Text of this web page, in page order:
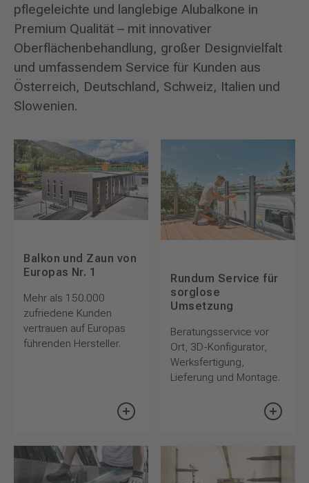
pflegeleichte und langlebige Alubalkone in
Premium Qualität – mit innovativer
Oberflächenbehandlung, großer Designvielfalt
und umfassendem Service für Kunden aus
Österreich, Deutschland, Schweiz, Italien und
Slowenien.
Balkon und Zaun von
Europas Nr. 1
Mehr als 150.000
zufriedene Kunden
vertrauen auf Europas
führenden Hersteller.
Rundum Service für
sorglose
Umsetzung
Beratungsservice vor
Ort, 3D-Konfigurator,
Werksfertigung,
Lieferung und Montage.